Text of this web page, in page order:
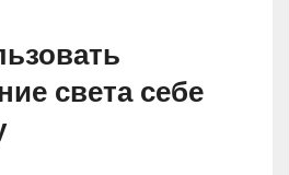
света себе